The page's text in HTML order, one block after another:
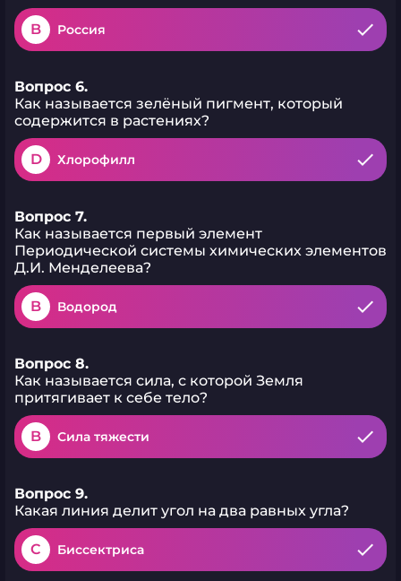
B Россия
Вопрос 6.
Как называется зелёный пигмент, который
содержится в растениях?
D Хлорофилл
Вопрос 7.
Как называется первый элемент
Периодической системы химических элементов
Д.И. Менделеева?
B Водород
Вопрос 8.
Как называется сила, с которой Земля
притягивает к себе тело?
B Сила тяжести
Вопрос 9.
Какая линия делит угол на два равных угла?
C Биссектриса